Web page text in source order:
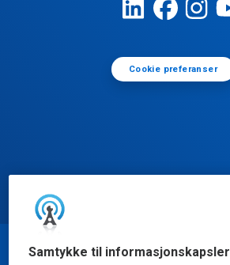
Samtykke til informasjonskapsler
Cookie preferanser
© Ecolab Inc. 2025